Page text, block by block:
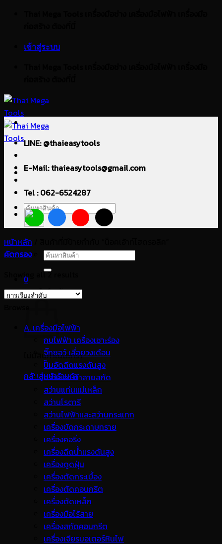
เข้าสู่ระบบ
ค้นหา:
ค้นหา:
0
ตะกร้าสินค้า
ไม่มีสินค้าในตะกร้า
กลับสู่หน้าร้านค้า
LINE: @thaieasytools
E-Mail: thaieasytools@gmail.com
Tel : 062-6524287
หน้าหลัก
คัดกรอง
Showing all 2 results
A. เครื่องมือไฟฟ้า
กบไฟฟ้า เครื่องเซาะร่อง
จิ๊กซอว์ เลื่อยวงเดือน
ปั๊มอัดฉีดแรงดันสูง
สว่านเจาะทำลายสกัด
สว่านแท่นแม่เหล็ก
สว่านโรตารี
สว่านไฟฟ้าและสว่านกระแทก
เครื่องขัดกระดาษทราย
เครื่องคอริ่ง
เครื่องฉีดน้ำแรงดันสูง
เครื่องดูดฝุ่น
เครื่องตัดกระเบื้อง
เครื่องตัดคอนกรีต
เครื่องตัดเหล็ก
เครื่องมือไร้สาย
เครื่องสกัดคอนกรีต
เครื่องเจียรมอเตอร์หินไฟ